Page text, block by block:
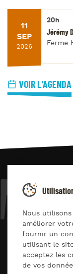
11
SEP
2026
20h
Jérémy
Ferme
VOIR L'AGENDA
JAZZ4
© Jazz4you
Déclaration de
Nous
améliorer
fournir un
utilisant le
acceptez les
de vos